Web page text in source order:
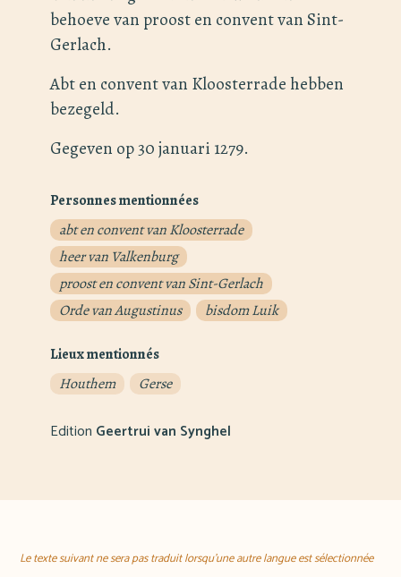
behoeve van proost en convent van Sint-
Gerlach.
Abt en convent van Kloosterrade hebben
bezegeld.
Gegeven op 30 januari 1279.
Personnes mentionnées
abt en convent van Kloosterrade
heer van Valkenburg
proost en convent van Sint-Gerlach
Orde van Augustinus
bisdom Luik
Lieux mentionnés
Houthem
Gerse
Edition Geertrui van Synghel
Le texte suivant ne sera pas traduit lorsqu'une autre langue est sélectionnée